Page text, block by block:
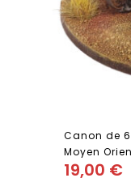
Canon de
Moyen
19,00 €